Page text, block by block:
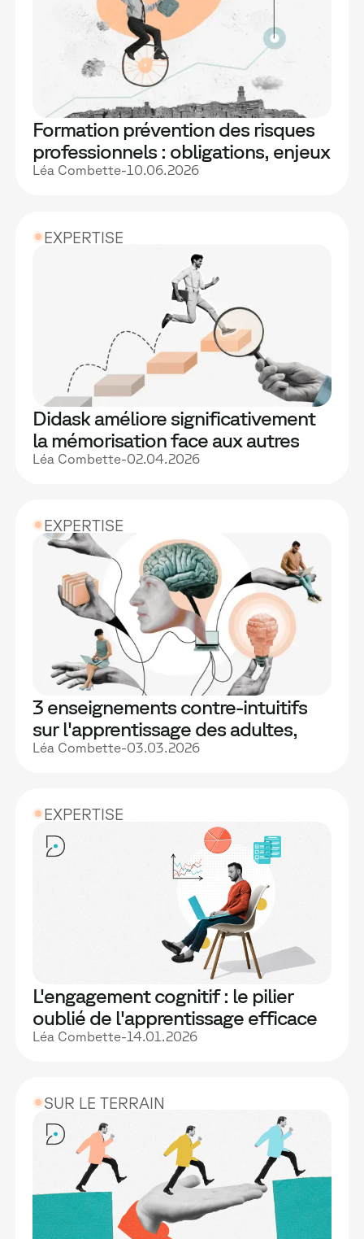
Formation prévention des risques
professionnels : obligations, enjeux
et meilleures pratiques
Léa Combette-10.06.2026
EXPERTISE
Didask améliore significativement
la mémorisation face aux autres
formats e-learning : les résultats de
Léa Combette-02.04.2026
EXPERTISE
3 enseignements contre-intuitifs
sur l'apprentissage des adultes,
mesurés par notre étude
Léa Combette-03.03.2026
EXPERTISE
L'engagement cognitif : le pilier
oublié de l'apprentissage efficace
Léa Combette-14.01.2026
SUR LE TERRAIN